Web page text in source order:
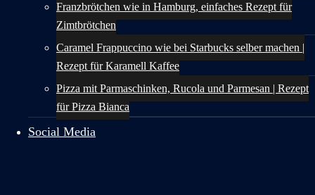
Franzbrötchen wie in Hamburg, einfaches Rezept für
Zimtbrötchen
Caramel Frappuccino wie bei Starbucks selber machen |
Rezept für Karamell Kaffee
Pizza mit Parmaschinken, Rucola und Parmesan | Rezept
für Pizza Bianca
Social Media